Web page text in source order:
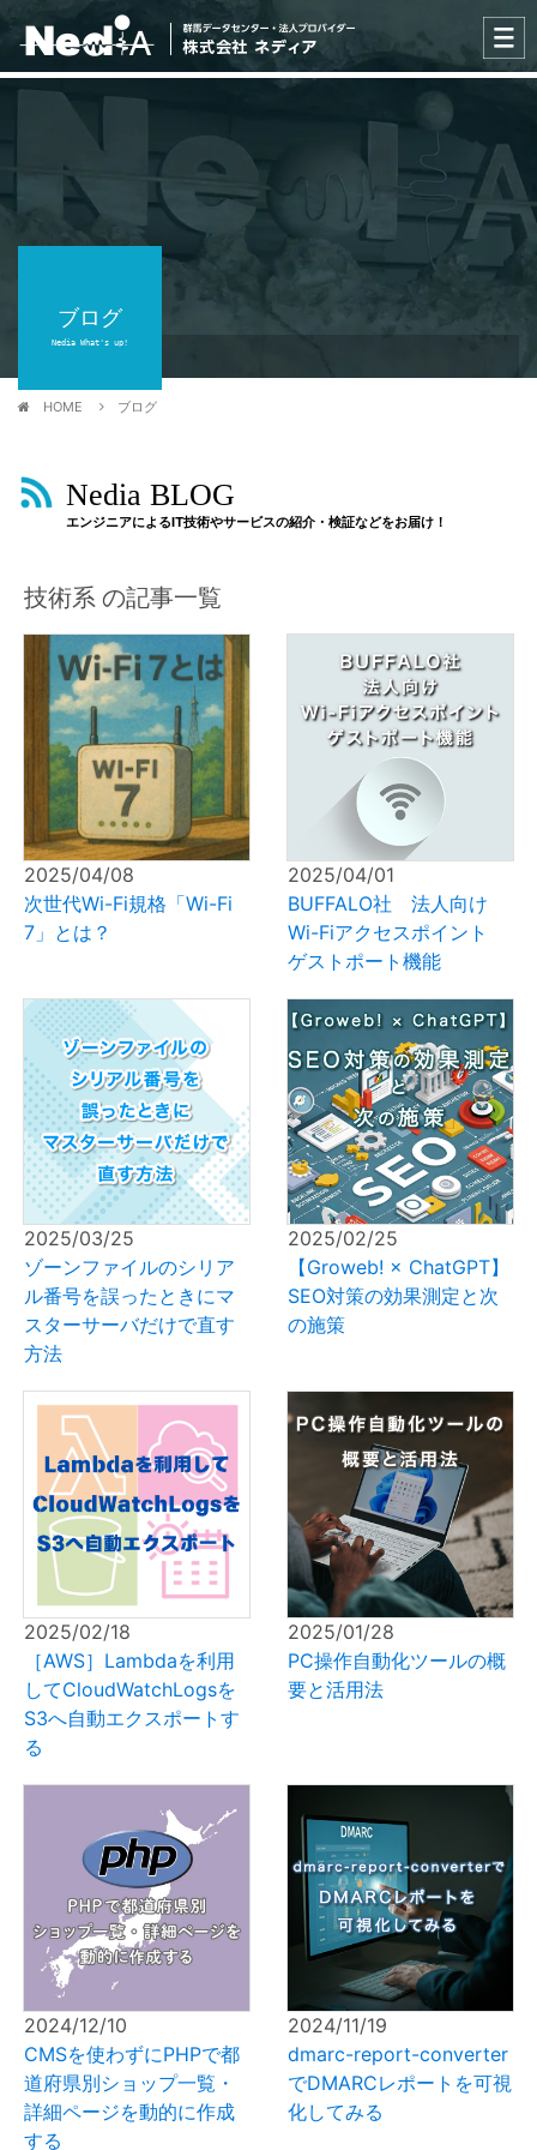
ブログ
Nedia What's up!
HOME ブログ
Nedia BLOG
エンジニアによるIT技術やサービスの紹介・検証などをお届け！
技術系 の記事一覧
2025/04/08
次世代Wi-Fi規格「Wi-Fi
7」とは？
2025/04/01
BUFFALO社 法人向け
Wi-Fiアクセスポイント
ゲストポート機能
2025/03/25
ゾーンファイルのシリア
ル番号を誤ったときにマ
スターサーバだけで直す
方法
2025/02/25
【Groweb! × ChatGPT】
SEO対策の効果測定と次
の施策
2025/02/18
［AWS］Lambdaを利用
してCloudWatchLogsを
S3へ自動エクスポートす
る
2025/01/28
PC操作自動化ツールの概
要と活用法
2024/12/10
CMSを使わずにPHPで都
道府県別ショップ一覧・
詳細ページを動的に作成
する
2024/11/19
dmarc-report-converter
でDMARCレポートを可視
化してみる